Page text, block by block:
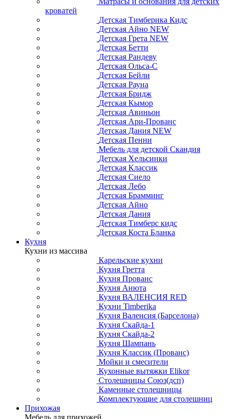
кроватей
Детская Тимберика Кидс
Детская Айно NEW
Детская Грета NEW
Детская Бетти
Детская Рандеву
Детская Ольса-С
Детская Бейли
Детская Рауна
Детская Бридж
Детская Кымор
Детская Авиньон
Детская Ари-Прованс
Детская Дания NEW
Детская Пенни
Мебель для детской Скандия
Детская Хельсинки
Детская Классик
Детская Сиело
Детская Лебо
Детская Брамминг
Детская Айно
Детская Дания
Детская Тимберс кидс
Детская Коста Бланка
Кухня
Кухни из массива
Карельские кухни
Кухня Гретта
Кухня Прованс
Кухня Анюта
Кухня ВАЛЕНСИЯ RED
Кухни Timberika
Кухня Валенсия (Барселона)
Кухня Скайда-1
Кухня Скайда-2
Кухня Шампань
Кухня Классик (Прованс)
Мойки и смесители
Кухонные вытяжки Elikor
Столешницы Союз(дсп)
Каменные столешницы
Комплектующие для столешниц
Прихожая
Мебель для прихожей